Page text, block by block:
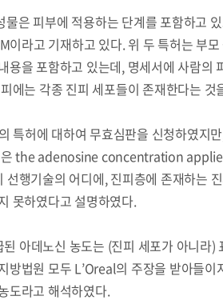
물은 피부에 적용하는 단계를 포함하고
라고 기재하고 있다. 위 두 특허는 부
용을 포함하고 있는데, 명세서에 사람
에는 각종 진피 세포들이 존재한다는 것
특허에 대하여 무효심판을 신청하였지
은 the adenosine concentration
행기술의 어디에, 진피층에 존재하는
못하였다고 설명하였다.
아데노신 농도는 (진피 세포가 아니라)
방법원 모두 L’Oreal의 주장을 받아들
도라고 해석하였다.